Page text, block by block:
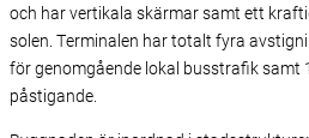
och har vertikala skärmar samt ett
solen. Terminalen har totalt fyra
för genomgående lokal busstrafik samt
påstigande.